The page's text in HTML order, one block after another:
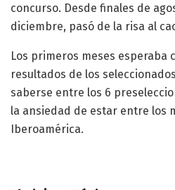
concurso. Desde finales de
diciembre, pasó de la risa al
Los primeros meses esperaba
resultados de los
saberse entre los 6
la ansiedad de estar entre los
Iberoamérica.